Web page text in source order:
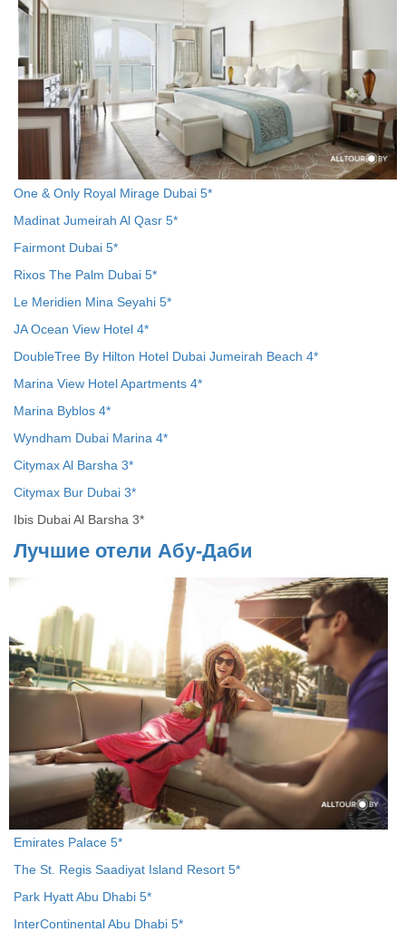
One & Only Royal Mirage Dubai 5*
Madinat Jumeirah Al Qasr 5*
Fairmont Dubai 5*
Rixos The Palm Dubai 5*
Le Meridien Mina Seyahi 5*
JA Ocean View Hotel 4*
DoubleTree By Hilton Hotel Dubai Jumeirah Beach 4*
Marina View Hotel Apartments 4*
Marina Byblos 4*
Wyndham Dubai Marina 4*
Citymax Al Barsha 3*
Citymax Bur Dubai 3*
Ibis Dubai Al Barsha 3*
Лучшие отели Абу-Даби
Emirates Palace 5*
The St. Regis Saadiyat Island Resort 5*
Park Hyatt Abu Dhabi 5*
InterContinental Abu Dhabi 5*